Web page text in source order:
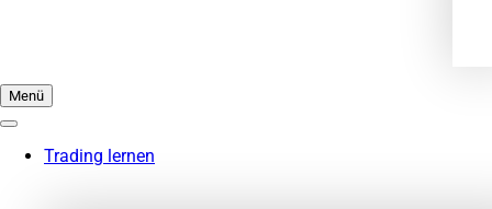
Menü
Trading lernen